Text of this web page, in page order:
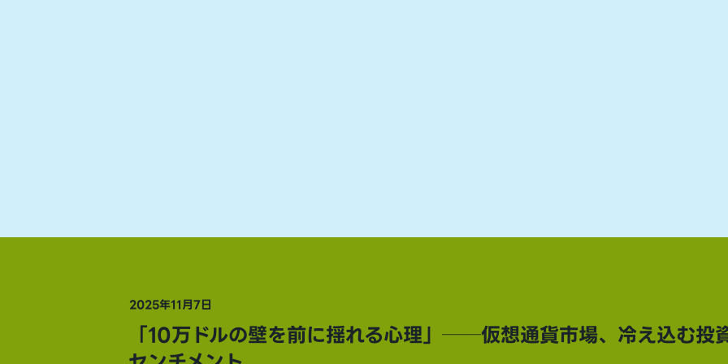
2025年11月7日
「10万ドルの壁を前に揺れる心理」──仮想通貨市場、冷え込む投